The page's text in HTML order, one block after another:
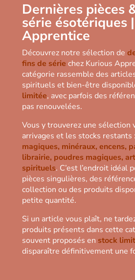
Dernières pièces
série ésotériques
Apprentice
Découvrez notre sélection de
fins de série chez Kurious
catégorie rassemble des
spirituels et bien-être
limitée, avec parfois des
pas renouvelées.
Vous y trouverez une sélection
arrivages et les stocks restants :
magiques, minéraux, encens,
librairie, poudres magiques,
spirituels. C’est l’endroit idéal
pièces singulières, des
collection ou des produits
petite quantité.
Si un article vous plaît, ne
produits présents dans cette
souvent proposés en stock
disparaître définitivement une